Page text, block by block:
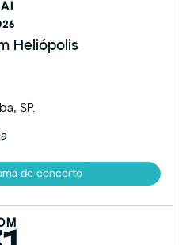
Heliópolis
SP.
de concerto